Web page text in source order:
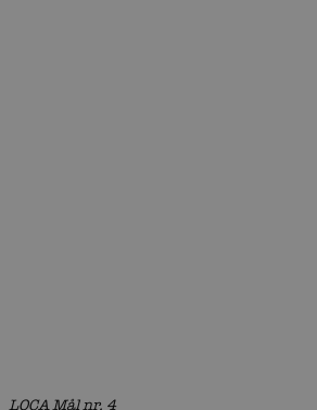
LOCA Mål nr. 4